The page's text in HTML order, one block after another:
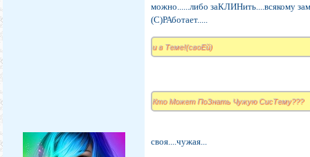
можно......либо заКЛИНить....всякому
(С)РАботает.....
и в Теме!(своЕй)
Кто Может ПоЗнать Чужую СисТему???
своя....чужая...